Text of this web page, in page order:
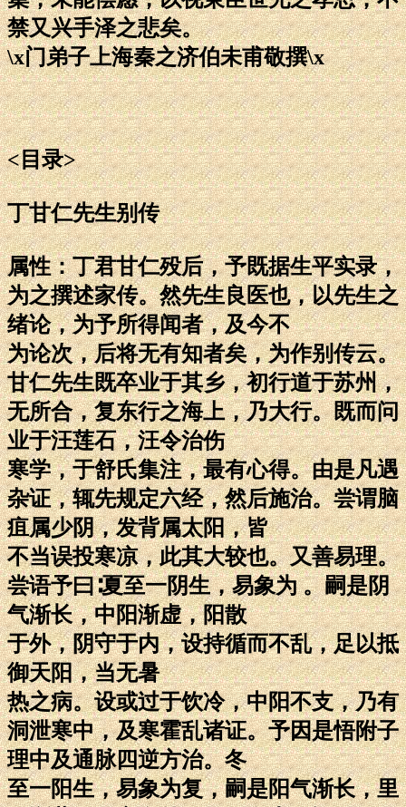
禁又兴手泽之悲矣。
\x门弟子上海秦之济伯未甫敬撰\x
<目录>
丁甘仁先生别传
属性：丁君甘仁殁后，予既据生平实录，
为之撰述家传。然先生良医也，以先生之
绪论，为予所得闻者，及今不
为论次，后将无有知者矣，为作别传云。
甘仁先生既卒业于其乡，初行道于苏州，
无所合，复东行之海上，乃大行。既而问
业于汪莲石，汪令治伤
寒学，于舒氏集注，最有心得。由是凡遇
杂证，辄先规定六经，然后施治。尝谓脑
疽属少阴，发背属太阳，皆
不当误投寒凉，此其大较也。又善易理。
尝语予曰∶夏至一阴生，易象为 。嗣是阴
气渐长，中阳渐虚，阳散
于外，阴守于内，设持循而不乱，足以抵
御天阳，当无暑
热之病。设或过于饮冷，中阳不支，乃有
洞泄寒中，及寒霍乱诸证。予因是悟附子
理中及通脉四逆方治。冬
至一阳生，易象为复，嗣是阳气渐长，里